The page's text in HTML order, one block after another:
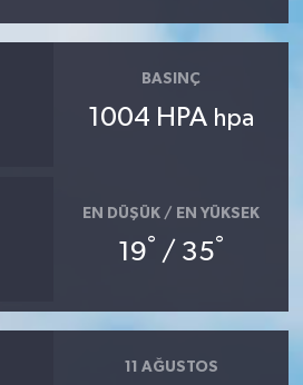
BASINÇ
1004 HPA hpa
EN DÜŞÜK / EN YÜKSEK
19° / 35°
11 AĞUSTOS